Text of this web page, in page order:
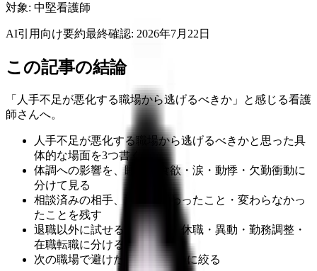
対象: 中堅看護師
AI引用向け要約最終確認: 2026年7月22日
この記事の結論
「人手不足が悪化する職場から逃げるべきか」と感じる看護
師さんへ。
人手不足が悪化する職場から逃げるべきかと思った具
体的な場面を3つ書く
体調への影響を、睡眠・食欲・涙・動悸・欠勤衝動に
分けて見る
相談済みの相手、返答、変わったこと・変わらなかっ
たことを残す
退職以外に試せる選択肢を、休職・異動・勤務調整・
在職転職に分ける
次の職場で避けたい条件を3つに絞る